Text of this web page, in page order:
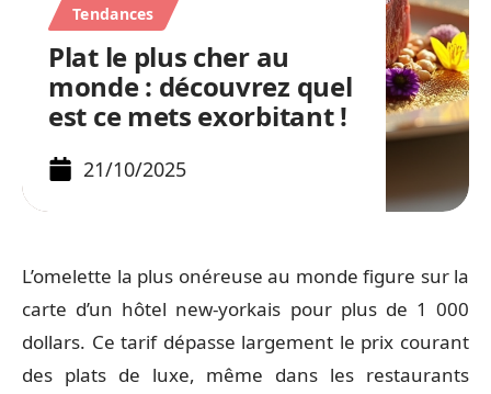
Tendances
Plat le plus cher au
monde : découvrez quel
est ce mets exorbitant !
21/10/2025
L’omelette la plus onéreuse au monde figure sur la
carte d’un hôtel new-yorkais pour plus de 1 000
dollars. Ce tarif dépasse largement le prix courant
des plats de luxe, même dans les restaurants